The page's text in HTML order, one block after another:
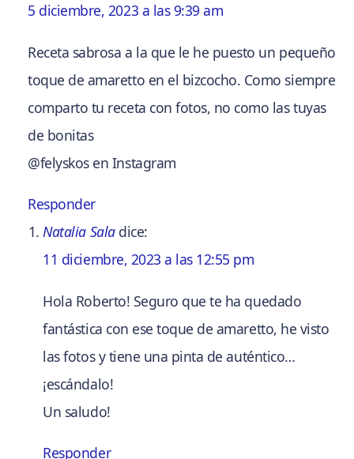
5 diciembre, 2023 a las 9:39 am
Receta sabrosa a la que le he puesto un pequeño
toque de amaretto en el bizcocho. Como siempre
comparto tu receta con fotos, no como las tuyas
de bonitas
@felyskos en Instagram
Responder
Natalia Sala dice:
11 diciembre, 2023 a las 12:55 pm
Hola Roberto! Seguro que te ha quedado
fantástica con ese toque de amaretto, he visto
las fotos y tiene una pinta de auténtico…
¡escándalo!
Un saludo!
Responder